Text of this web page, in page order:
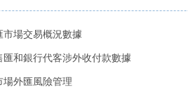
市場交易概況數據
匯和銀行代客涉外收付款數據
場外匯風險管理